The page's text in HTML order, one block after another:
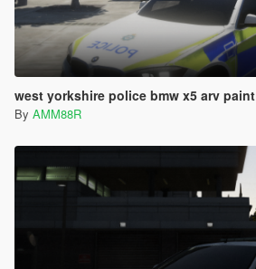
west yorkshire police bmw x5 arv paint
By AMM88R